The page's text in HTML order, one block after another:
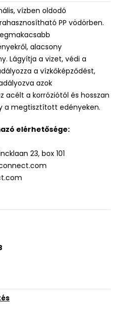
vízben oldodó
PP vödörben.
alacsony
Lágyítja a vizet, védi a
a vízkőképződést,
azok
acélt a korróziótól és hosszan
a megtisztított edényeken.
elérhetősége:
23, box 101